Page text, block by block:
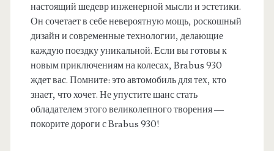
настоящий шедевр инженерной мысли и эстетики.
Он сочетает в себе невероятную мощь, роскошный
дизайн и современные технологии, делающие
каждую поездку уникальной. Если вы готовы к
новым приключениям на колесах, Brabus 930
ждет вас. Помните: это автомобиль для тех, кто
знает, что хочет. Не упустите шанс стать
обладателем этого великолепного творения —
покорите дороги с Brabus 930!